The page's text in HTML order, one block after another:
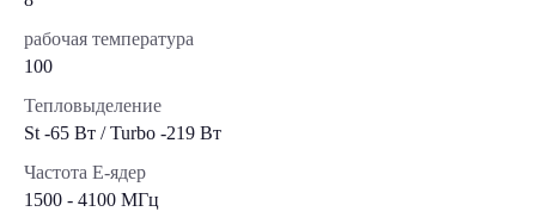
рабочая температура
100
Тепловыделение
St -65 Вт / Turbo -219 Вт
Частота E-ядер
1500 - 4100 МГц